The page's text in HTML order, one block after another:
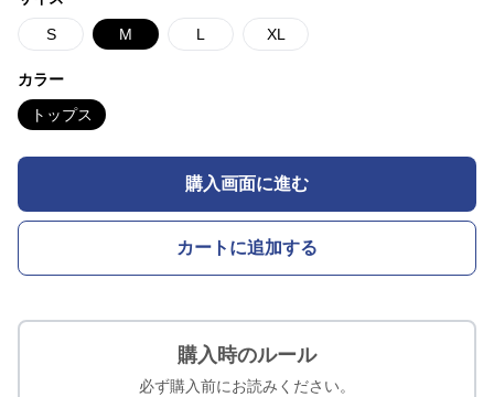
S M L XL
カラー
トップス
購入画面に進む
カートに追加する
購入時のルール
必ず購入前にお読みください。